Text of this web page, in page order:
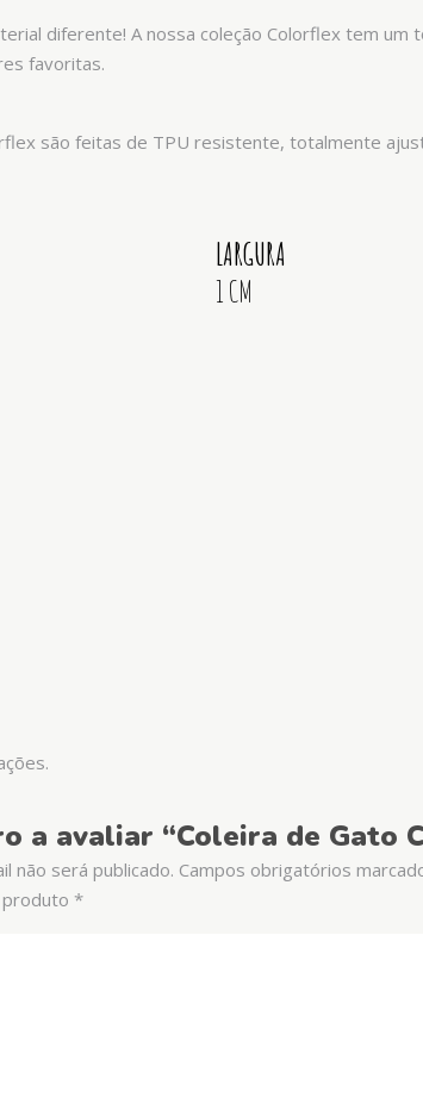
diferente! A nossa coleção Colorflex tem
favoritas.
são feitas de TPU resistente, totalmente
LARGURA
1 CM
a avaliar “Coleira de Gato
não será publicado. Campos obrigatórios
produto *